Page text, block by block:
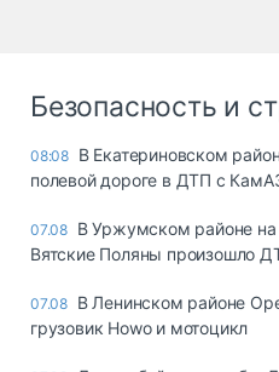
Безопасность и
08:08 В Екатериновском
полевой дороге в ДТП с
07.08 В Уржумском районе
Вятские Поляны произошло
07.08 В Ленинском районе
грузовик Howo и мотоцикл